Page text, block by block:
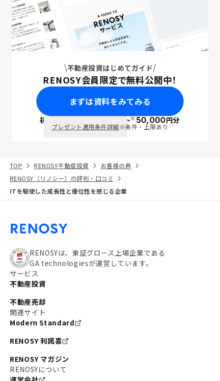
不動産投資はじめてガイド
RENOSY会員限定で無料公開中！
まずは資料をみてみる
初回面談で ポイント※50,000円分
プレゼント適用条件詳細※条件・上限あり
TOP RENOSY不動産投資
お客様の声
RENOSY（リノシー）の評判・口コミ
ITを駆使した成長性と優位性を感じる企業
RENOSYは、東証グロース上場企業である
GA technologiesが運営しています。
サービス
不動産投資
不動産売却
関連サイト
Modern Standard
RENOSY 利諾喜
RENOSY マガジン
RENOSYについて